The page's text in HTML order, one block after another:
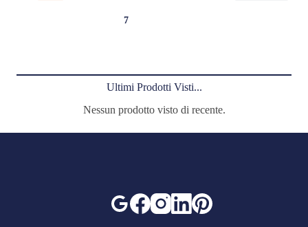
7
Ultimi Prodotti Visti...
Nessun prodotto visto di recente.